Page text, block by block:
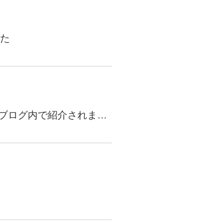
StockSun株式会社の採用代行サービス「トルトルくん」が「株式会社R4」ブログ内で紹介されました。